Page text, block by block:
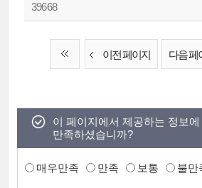
39668
이전 페이지 다음 페
이 페이지에서 제공하는 정보
만족하셨습니까?
매우만족 만족 보통 불만